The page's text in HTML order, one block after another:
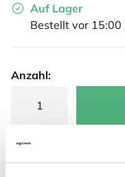
Auf Lager
Bestellt vor 15:00
Anzahl:
Angebot